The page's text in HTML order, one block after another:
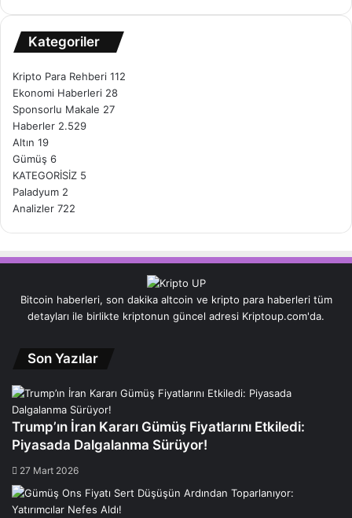
Kategoriler
Kripto Para Rehberi 112
Ekonomi Haberleri 28
Sponsorlu Makale 27
Haberler 2.529
Altın 19
Gümüş 6
KATEGORİSİZ 5
Paladyum 2
Analizler 722
Bitcoin haberleri, son dakika altcoin ve kripto para haberleri tüm
detayları ile birlikte kriptonun güncel adresi Kriptoup.com'da.
Son Yazılar
Trump’ın İran Kararı Gümüş Fiyatlarını Etkiledi:
Piyasada Dalgalanma Sürüyor!
27 Mart 2026